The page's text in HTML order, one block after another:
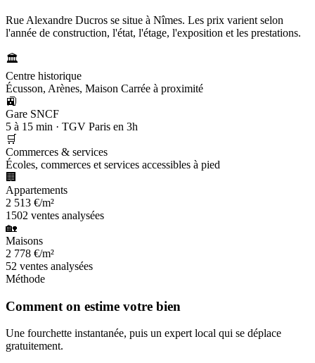
Rue Alexandre Ducros se situe à Nîmes. Les prix varient selon
l'année de construction, l'état, l'étage, l'exposition et les prestations.
🏛️
Centre historique
Écusson, Arènes, Maison Carrée à proximité
🚉
Gare SNCF
5 à 15 min · TGV Paris en 3h
🛒
Commerces & services
Écoles, commerces et services accessibles à pied
🏢
Appartements
2 513 €/m²
1502 ventes analysées
🏡
Maisons
2 778 €/m²
52 ventes analysées
Méthode
Comment on estime votre bien
Une fourchette instantanée, puis un expert local qui se déplace
gratuitement.